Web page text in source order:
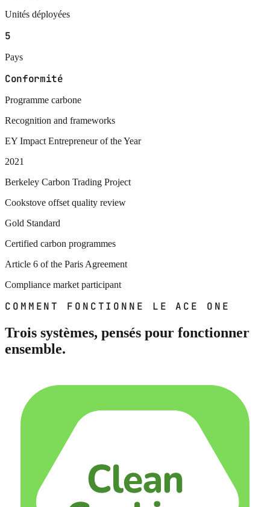
Unités déployées
5
Pays
Conformité
Programme carbone
Recognition and frameworks
EY Impact Entrepreneur of the Year
2021
Berkeley Carbon Trading Project
Cookstove offset quality review
Gold Standard
Certified carbon programmes
Article 6 of the Paris Agreement
Compliance market participant
COMMENT FONCTIONNE LE ACE ONE
Trois systèmes, pensés pour fonctionner
ensemble.